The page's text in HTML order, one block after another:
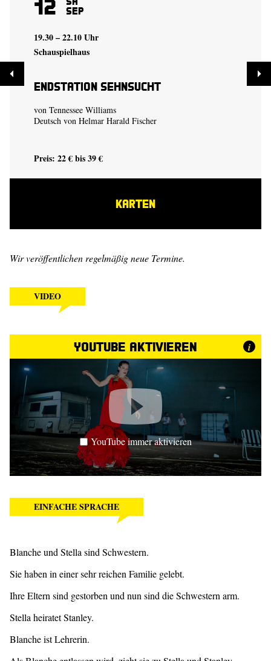
12 Sep
19.30 – 22.10 Uhr
Schauspielhaus
Endstation Sehnsucht
von Tennessee Williams
Deutsch von Helmar Harald Fischer
Preis: 22 € bis 39 €
KARTEN
Wir veröffentlichen regelmäßig neue Termine.
VIDEO
YouTube aktivieren i
YouTube immer aktivieren
EINFACHE SPRACHE
Blanche und Stella sind Schwestern.
Sie haben in einer sehr reichen Familie gelebt.
Ihre Eltern sind gestorben und nun sind die Schwestern arm.
Stella heiratet Stanley.
Blanche ist Lehrerin.